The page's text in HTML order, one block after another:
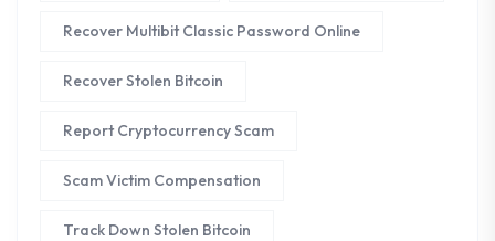
Recover Multibit Classic Password Online
Recover Stolen Bitcoin
Report Cryptocurrency Scam
Scam Victim Compensation
Track Down Stolen Bitcoin